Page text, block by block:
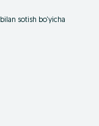
sotish bo‘yicha